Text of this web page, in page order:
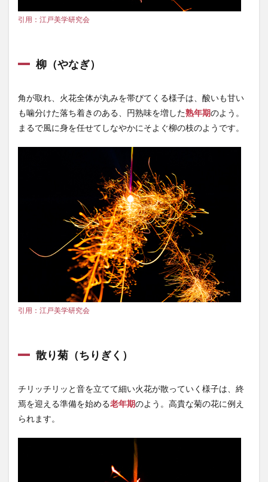
引用：江戸美学研究会
柳（やなぎ）
角が取れ、火花全体が丸みを帯びてくる様子は、酸いも甘い
も噛分けた落ち着きのある、円熟味を増した熟年期のよう。
まるで風に身を任せてしなやかにそよぐ柳の枝のようです。
引用：江戸美学研究会
散り菊（ちりぎく）
チリッチリッと音を立てて細い火花が散っていく様子は、終
焉を迎える準備を始める老年期のよう。高貴な菊の花に例え
られます。